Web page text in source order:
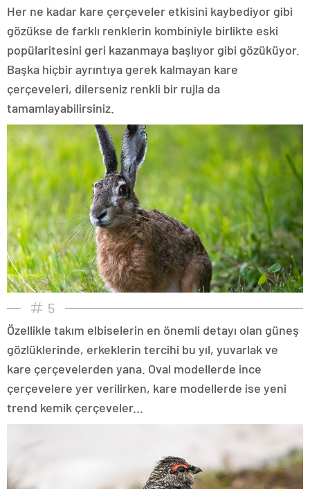
Her ne kadar kare çerçeveler etkisini kaybediyor gibi
gözükse de farklı renklerin kombiniyle birlikte eski
popülaritesini geri kazanmaya başlıyor gibi gözüküyor.
Başka hiçbir ayrıntıya gerek kalmayan kare
çerçeveleri, dilerseniz renkli bir rujla da
tamamlayabilirsiniz.
5
Özellikle takım elbiselerin en önemli detayı olan güneş
gözlüklerinde, erkeklerin tercihi bu yıl, yuvarlak ve
kare çerçevelerden yana. Oval modellerde ince
çerçevelere yer verilirken, kare modellerde ise yeni
trend kemik çerçeveler...